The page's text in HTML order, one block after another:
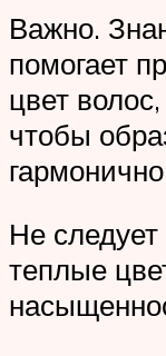
Важно.
помогает
цвет
чтобы
гармонично
Не
теплые